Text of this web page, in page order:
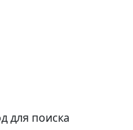
для поиска